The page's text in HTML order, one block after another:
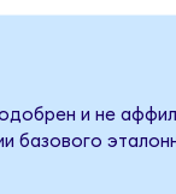
и не
базового